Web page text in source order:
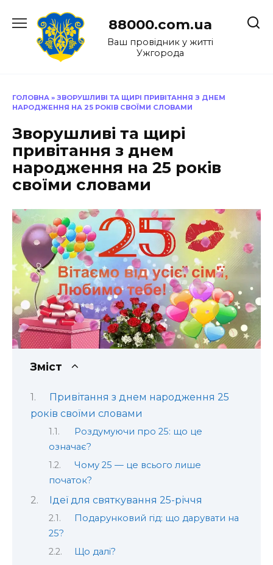
до
88000.com.ua
Ваш провідник у житті
Ужгорода
ГОЛОВНА » ЗВОРУШЛИВІ ТА ЩИРІ ПРИВІТАННЯ З ДНЕМ
НАРОДЖЕННЯ НА 25 РОКІВ СВОЇМИ СЛОВАМИ
Зворушливі та щирі
привітання з днем
народження на 25 років
своїми словами
Зміст
Привітання з днем народження 25
років своїми словами
Роздумуючи про 25: що це
означає?
Чому 25 — це всього лише
початок?
Ідеї для святкування 25-річчя
Подарунковий гід: що дарувати на
25?
Що далі?